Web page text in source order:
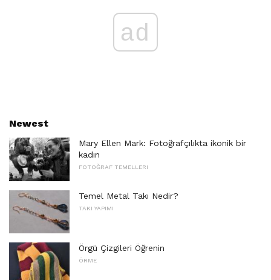
ad
Newest
Mary Ellen Mark: Fotoğrafçılıkta ikonik bir
kadın
FOTOĞRAF TEMELLERI
Temel Metal Takı Nedir?
TAKI YAPIMI
Örgü Çizgileri Öğrenin
ÖRME